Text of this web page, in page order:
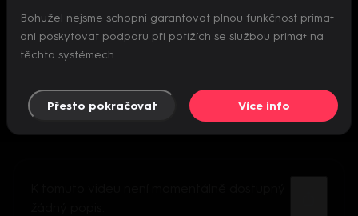
Nepodařilo se inicializovat přehrávač
Bohužel nejsme schopni garantovat plnou funkčnost prima+
ani poskytovat podporu při potížích se službou prima+ na
těchto systémech.
Přesto pokračovat Více info